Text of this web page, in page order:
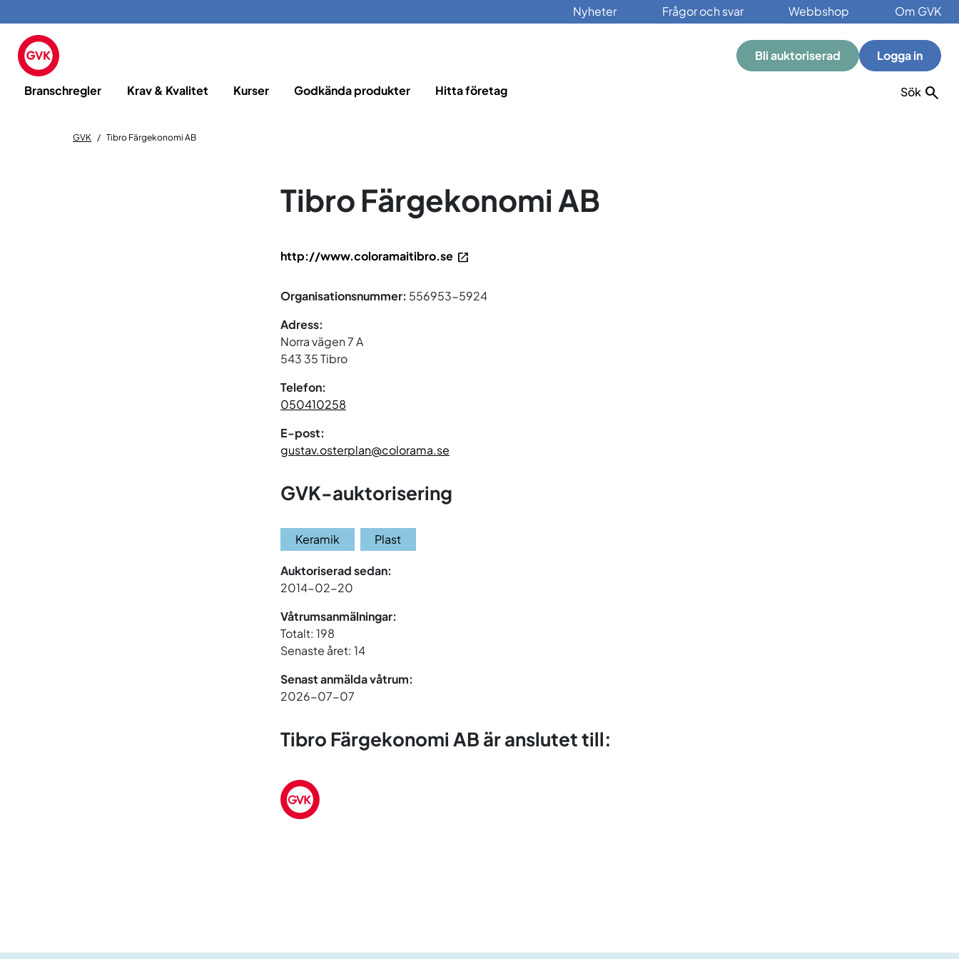
Nyheter Frågor och svar Webbshop Om GVK
Branschregler Krav & Kvalitet Kurser Godkända produkter Hitta företag
Bli auktoriserad Logga in
Sök
GVK Tibro Färgekonomi AB
Tibro Färgekonomi AB
http://www.coloramaitibro.se
Organisationsnummer: 556953-5924
Adress:
Norra vägen 7 A
543 35 Tibro
Telefon:
050410258
E-post:
gustav.osterplan@colorama.se
GVK-auktorisering
Keramik Plast
Auktoriserad sedan:
2014-02-20
Våtrumsanmälningar:
Totalt: 198
Senaste året: 14
Senast anmälda våtrum:
2026-07-07
Tibro Färgekonomi AB är anslutet till: